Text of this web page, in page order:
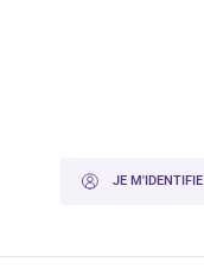
JE M'IDENTIFIE